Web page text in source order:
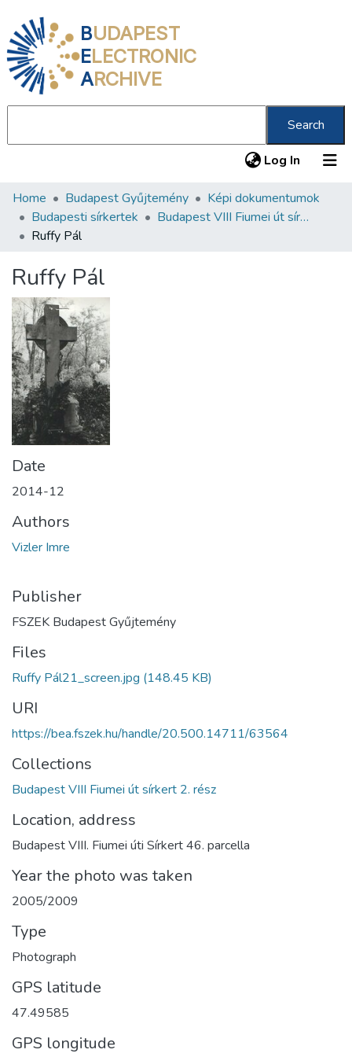
BUDAPEST
ELECTRONIC
ARCHIVE
Search
Log In (current)
Communities & Collections
All of DSpace
About us
Home Budapest Gyűjtemény
Képi dokumentumok
Budapesti sírkertek
Budapest VIII Fiumei út sírkert 2. rész
Ruffy Pál
Ruffy Pál
Date
2014-12
Authors
Vizler Imre
Publisher
FSZEK Budapest Gyűjtemény
Files
Ruffy Pál21_screen.jpg (148.45 KB)
URI
https://bea.fszek.hu/handle/20.500.14711/63564
Collections
Budapest VIII Fiumei út sírkert 2. rész
Location, address
Budapest VIII. Fiumei úti Sírkert 46. parcella
Year the photo was taken
2005/2009
Type
Photograph
GPS latitude
47.49585
GPS longitude